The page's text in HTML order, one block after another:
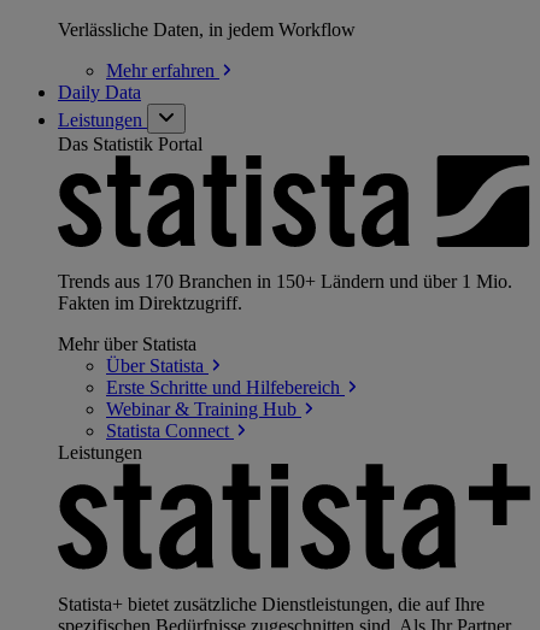
Verlässliche Daten, in jedem Workflow
Mehrerfahren
Daily Data
Leistungen
Das Statistik Portal
Trends aus 170 Branchen in 150+ Ländern und über 1 Mio.
Fakten im Direktzugriff.
Mehr über Statista
Über Statista
Erste Schritte und Hilfebereich
Webinar & Training Hub
Statista Connect
Leistungen
Statista+ bietet zusätzliche Dienstleistungen, die auf Ihre
spezifischen Bedürfnisse zugeschnitten sind. Als Ihr Partner